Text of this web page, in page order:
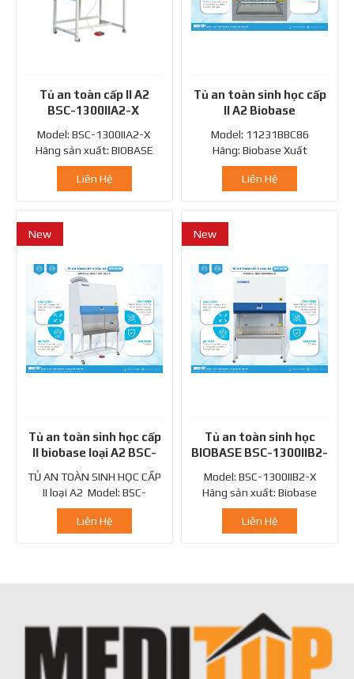
Tủ an toàn cấp II A2
BSC-1300IIA2-X
Model: BSC-1300IIA2-X
Hãng sản xuất: BIOBASE
Xuất xứ: Trung...
Liên Hệ
Tủ an toàn sinh học cấp
II A2 Biobase
Model: 11231BBC86
Hãng: Biobase Xuất
xứ: Trung Quốc BIOBASE là
một...
Liên Hệ
New
Tủ an toàn sinh học cấp
II biobase loại A2 BSC-
1100IIA2-X
TỦ AN TOÀN SINH HỌC CẤP
II loại A2 Model: BSC-
1100IIA2-X Hãng...
Liên Hệ
New
Tủ an toàn sinh học
BIOBASE BSC-1300IIB2-
Model: BSC-1300IIB2-X
Hãng sản xuất: Biobase
Xuất xứ: Trung Quốc Tủ...
Liên Hệ